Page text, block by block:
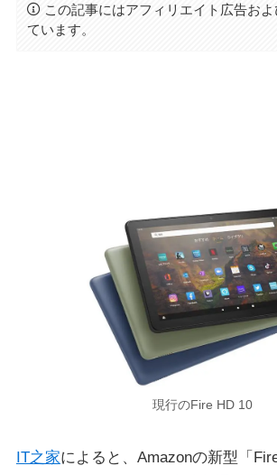
この記事にはアフィリエイト広告お
ています。
現行のFire HD 10
IT之家によると、Amazonの新型「